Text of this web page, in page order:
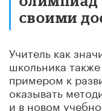
своими
Учитель как
школьника
примером к
оказывать
и в новом